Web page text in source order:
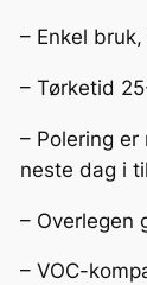
c
t
l
– Enkel
– Tørketid
– Polering
neste dag i
– Overlegen
– VOC-